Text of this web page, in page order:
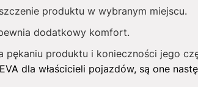
produktu w wybranym miejscu.
dodatkowy komfort.
pękaniu produktu i konieczności jego
dla właścicieli pojazdów, są one